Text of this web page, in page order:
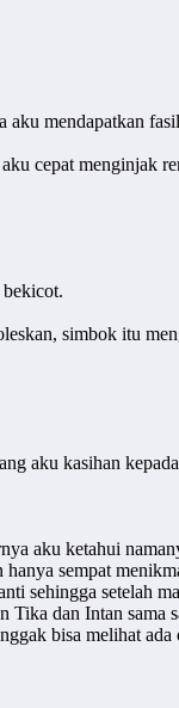
mendapatkan
cepat menginjak
simbok itu
aku kasihan
aku ketahui
sempat
sehingga setelah
dan Intan sama
bisa melihat